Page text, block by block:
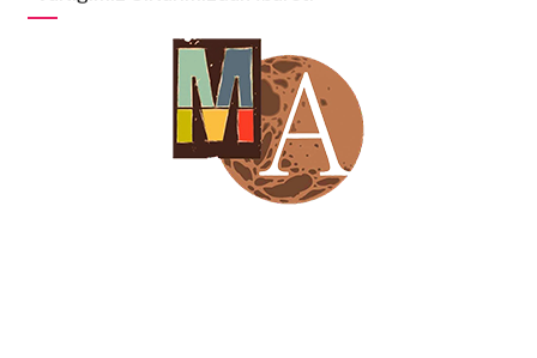
yürüyelim bilmediğimiz yollarda
nereye gideceğimizi bilmeden, sadece gidelim.
elbet varır yollarımız bir yerlere
belki şans eseri tanışırız kalbi güzel birileriyle.